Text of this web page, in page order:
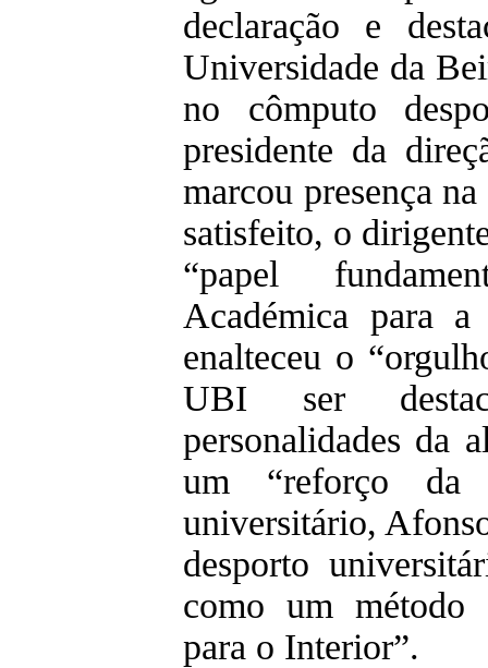
declaração e
Universidade da
no cômputo
presidente da
marcou presença
satisfeito, o
“papel
Académica para
enalteceu o
UBI ser
personalidades da
um “reforço da
universitário,
desporto
como um método
para o Interior”.